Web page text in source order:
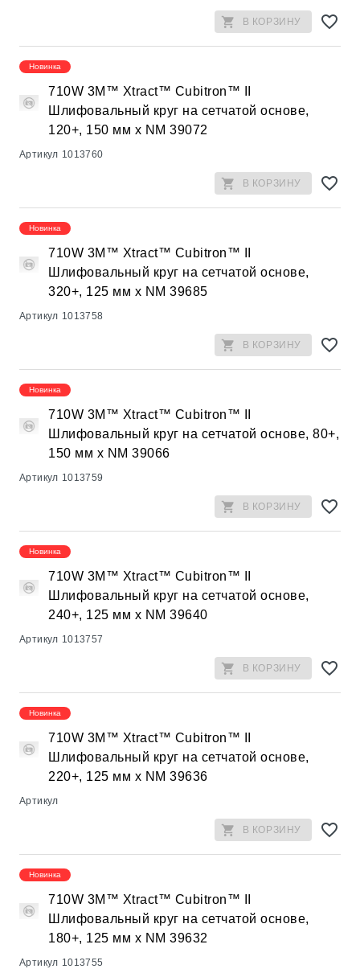
В КОРЗИНУ
Новинка
710W 3M™ Xtract™ Cubitron™ II
Шлифовальный круг на сетчатой основе,
120+, 150 мм х NM 39072
Артикул 1013760
В КОРЗИНУ
Новинка
710W 3M™ Xtract™ Cubitron™ II
Шлифовальный круг на сетчатой основе,
320+, 125 мм х NM 39685
Артикул 1013758
В КОРЗИНУ
Новинка
710W 3M™ Xtract™ Cubitron™ II
Шлифовальный круг на сетчатой основе, 80+,
150 мм х NM 39066
Артикул 1013759
В КОРЗИНУ
Новинка
710W 3M™ Xtract™ Cubitron™ II
Шлифовальный круг на сетчатой основе,
240+, 125 мм х NM 39640
Артикул 1013757
В КОРЗИНУ
Новинка
710W 3M™ Xtract™ Cubitron™ II
Шлифовальный круг на сетчатой основе,
220+, 125 мм х NM 39636
Артикул
В КОРЗИНУ
Новинка
710W 3M™ Xtract™ Cubitron™ II
Шлифовальный круг на сетчатой основе,
180+, 125 мм х NM 39632
Артикул 1013755